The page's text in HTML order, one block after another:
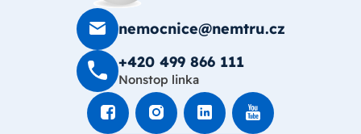
nemocnice@nemtru.cz
+420 499 8­66 111
Nonstop linka